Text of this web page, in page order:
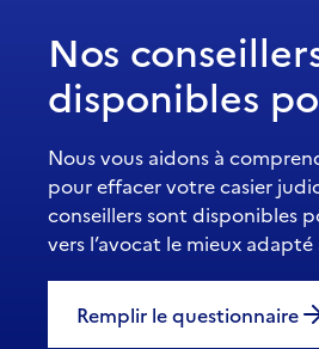
Nos
disponibles
Nous vous aidons à
pour effacer votre casier
conseillers sont disponibles
vers l’avocat le mieux
Remplir le questionnaire